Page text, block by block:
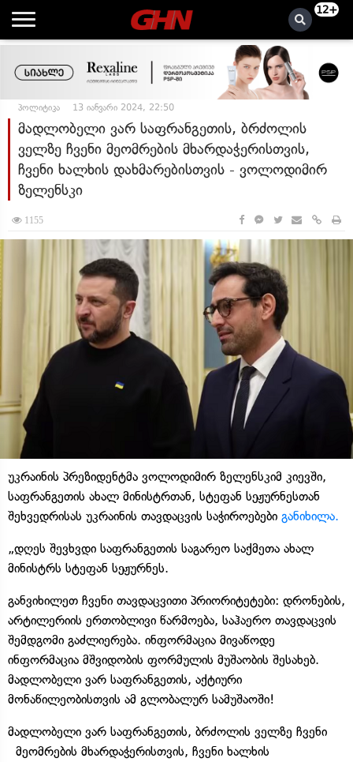
12+
პოლიტიკა 13 იანვარი 2024, 22:50
მადლობელი ვარ საფრანგეთის, ბრძოლის
ველზე ჩვენი მეომრების მხარდაჭერისთვის,
ჩვენი ხალხის დახმარებისთვის - ვოლოდიმირ
ზელენსკი
1155
უკრაინის პრეზიდენტმა ვოლოდიმირ ზელენსკიმ კიევში,
საფრანგეთის ახალ მინისტრთან, სტეფან სეჟურნესთან
შეხვედრისას უკრაინის თავდაცვის საჭიროებები განიხილა.
„დღეს შევხვდი საფრანგეთის საგარეო საქმეთა ახალ
მინისტრს სტეფან სეჟურნეს.
განვიხილეთ ჩვენი თავდაცვითი პრიორიტეტები: დრონების,
არტილერიის ერთობლივი წარმოება, საჰაერო თავდაცვის
შემდგომი გაძლიერება. ინფორმაცია მივაწოდე
ინფორმაცია მშვიდობის ფორმულის მუშაობის შესახებ.
მადლობელი ვარ საფრანგეთის, აქტიური
მონაწილეობისთვის ამ გლობალურ სამუშაოში!
მადლობელი ვარ საფრანგეთის, ბრძოლის ველზე ჩვენი
მეომრების მხარდაჭერისთვის, ჩვენი ხალხის